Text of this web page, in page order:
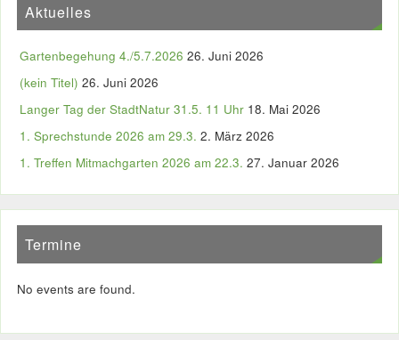
Aktuelles
Gartenbegehung 4./5.7.2026 26. Juni 2026
(kein Titel) 26. Juni 2026
Langer Tag der StadtNatur 31.5. 11 Uhr 18. Mai 2026
1. Sprechstunde 2026 am 29.3. 2. März 2026
1. Treffen Mitmachgarten 2026 am 22.3. 27. Januar 2026
Termine
No events are found.